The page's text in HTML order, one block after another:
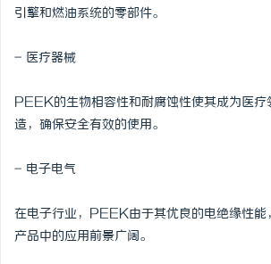
引擎和燃油系统的零部件。
- 医疗器械
PEEK的生物相容性和耐腐蚀性使其成为医
造，确保安全有效的使用。
- 电子电气
在电子行业，PEEK由于其优良的电绝缘性能
产品中的应用前景广阔。